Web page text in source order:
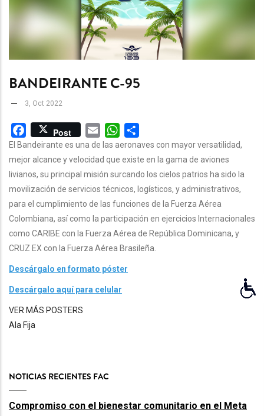
BANDEIRANTE C-95
3, Oct 2022
Facebook
Post Email WhatsApp
El Bandeirante es una de las aeronaves con mayor versatilidad,
mejor alcance y velocidad que existe en la gama de aviones
livianos, su principal misión surcando los cielos patrios ha sido la
movilización de servicios técnicos, logísticos, y administrativos,
para el cumplimiento de las funciones de la Fuerza Aérea
Colombiana, así como la participación en ejercicios Internacionales
como CARIBE con la Fuerza Aérea de República Dominicana, y
CRUZ EX con la Fuerza Aérea Brasileña.
Descárgalo en formato póster
Descárgalo aquí para celular
VER MÁS POSTERS
Ala Fija
NOTICIAS RECIENTES FAC
Compromiso con el bienestar comunitario en el Meta